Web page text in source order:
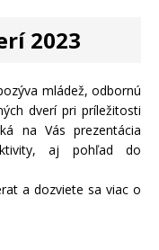
2023
mládež, odbornú
dverí pri príležitosti
na Vás prezentácia
aj pohľad do
a dozviete sa viac o